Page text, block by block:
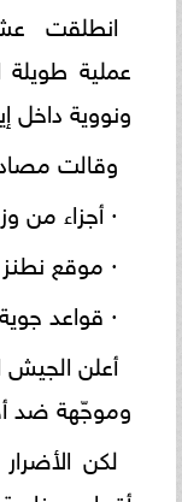
انطلقت
عملية
ونووية داخل
وقالت
· أجزاء من
· موقع
· قواعد
أعلن الجيش
وموجّهة ضد
لكن